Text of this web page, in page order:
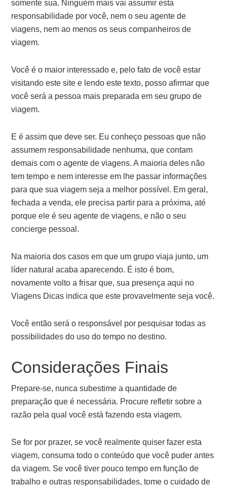
somente sua. Ninguém mais vai assumir esta
responsabilidade por você, nem o seu agente de
viagens, nem ao menos os seus companheiros de
viagem.
Você é o maior interessado e, pelo fato de você estar
visitando este site e lendo este texto, posso afirmar que
você será a pessoa mais preparada em seu grupo de
viagem.
E é assim que deve ser. Eu conheço pessoas que não
assumem responsabilidade nenhuma, que contam
demais com o agente de viagens. A maioria deles não
tem tempo e nem interesse em lhe passar informações
para que sua viagem seja a melhor possível. Em geral,
fechada a venda, ele precisa partir para a próxima, até
porque ele é seu agente de viagens, e não o seu
concierge pessoal.
Na maioria dos casos em que um grupo viaja junto, um
líder natural acaba aparecendo. É isto é bom,
novamente volto a frisar que, sua presença aqui no
Viagens Dicas indica que este provavelmente seja você.
Você então será o responsável por pesquisar todas as
possibilidades do uso do tempo no destino.
Considerações Finais
Prepare-se, nunca subestime a quantidade de
preparação que é necessária. Procure refletir sobre a
razão pela qual você está fazendo esta viagem.
Se for por prazer, se você realmente quiser fazer esta
viagem, consuma todo o conteúdo que você puder antes
da viagem. Se você tiver pouco tempo em função de
trabalho e outras responsabilidades, tome o cuidado de